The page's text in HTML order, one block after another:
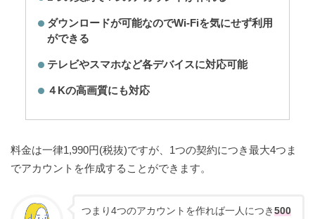
ダウンロードが可能なのでWi-Fiを気にせず利用
ができる
テレビやスマホなど各デバイスに対応可能
４Kの高画質にも対応
料金は一律1,990円(税抜)ですが、1つの契約につき最大4つま
でアカウントを作成することができます。
つまり4つのアカウントを作れば一人につき500